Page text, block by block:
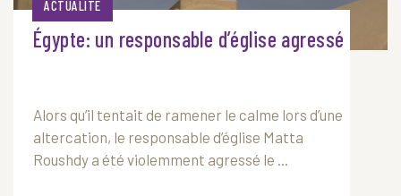
ACTUALITÉ
Égypte: un responsable d’église agressé
Alors qu’il tentait de ramener le calme lors d’une
altercation, le responsable d’église Matta
Roushdy a été violemment agressé le ...